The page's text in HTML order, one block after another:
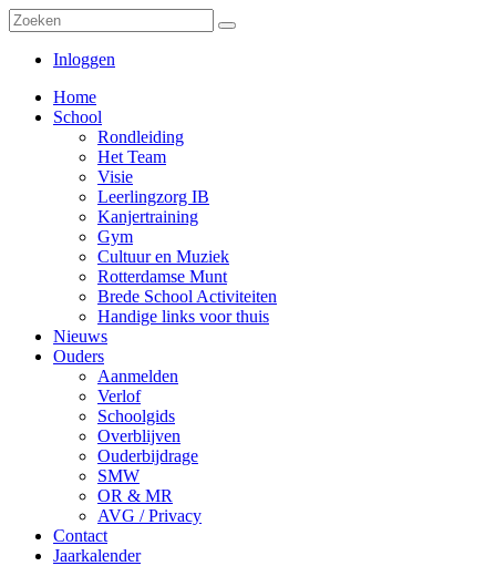
Inloggen
Home
School
Rondleiding
Het Team
Visie
Leerlingzorg IB
Kanjertraining
Gym
Cultuur en Muziek
Rotterdamse Munt
Brede School Activiteiten
Handige links voor thuis
Nieuws
Ouders
Aanmelden
Verlof
Schoolgids
Overblijven
Ouderbijdrage
SMW
OR & MR
AVG / Privacy
Contact
Jaarkalender